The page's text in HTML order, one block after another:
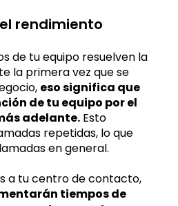
rendimiento
de tu equipo resuelven la
la primera vez que se
eso significa que
de tu equipo por el
adelante. Esto
repetidas, lo que
en general.
a tu centro de contacto,
tiempos de